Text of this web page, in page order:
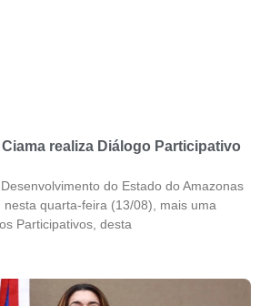
realiza Diálogo Participativo
do Estado do Amazonas
nesta quarta-feira (13/08), mais uma
Participativos, desta